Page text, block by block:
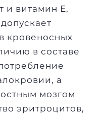
и витамин E,
кровеносных
в составе
а
мозгом
эритроцитов,